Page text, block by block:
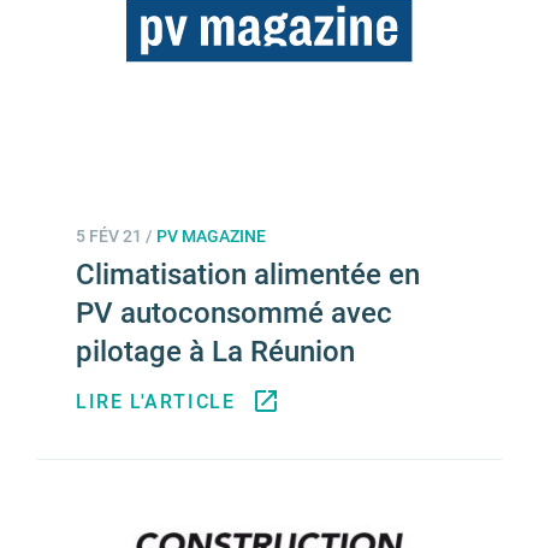
5 FÉV 21 / PV MAGAZINE
Climatisation alimentée en
PV autoconsommé avec
pilotage à La Réunion
LIRE L'ARTICLE